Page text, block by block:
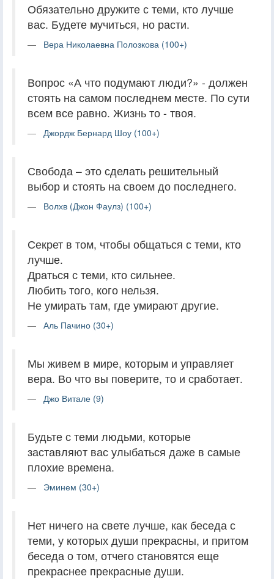
Обязательно дружите с теми, кто лучше
вас. Будете мучиться, но расти.
Вера Николаевна Полозкова (100+)
Вопрос «А что подумают люди?» - должен
стоять на самом последнем месте. По сути
всем все равно. Жизнь то - твоя.
Джордж Бернард Шоу (100+)
Свобода – это сделать решительный
выбор и стоять на своем до последнего.
Волхв (Джон Фаулз) (100+)
Секрет в том, чтобы общаться с теми, кто
лучше.
Драться с теми, кто сильнее.
Любить того, кого нельзя.
Не умирать там, где умирают другие.
Аль Пачино (30+)
Мы живем в мире, которым и управляет
вера. Во что вы поверите, то и сработает.
Джо Витале (9)
Будьте с теми людьми, которые
заставляют вас улыбаться даже в самые
плохие времена.
Эминем (30+)
Нет ничего на свете лучше, как беседа с
теми, у которых души прекрасны, и притом
беседа о том, отчего становятся еще
прекраснее прекрасные души.